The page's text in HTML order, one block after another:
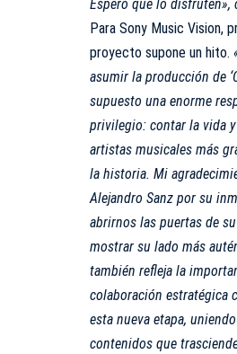
Espero que lo disfruten»,
Para Sony Music Vision,
proyecto supone un hito.
asumir la producción de
supuesto una enorme
privilegio: contar la vida
artistas musicales más
la historia. Mi
Alejandro Sanz por su
abrirnos las puertas de
mostrar su lado más
también refleja la
colaboración estratégica
esta nueva etapa,
contenidos que